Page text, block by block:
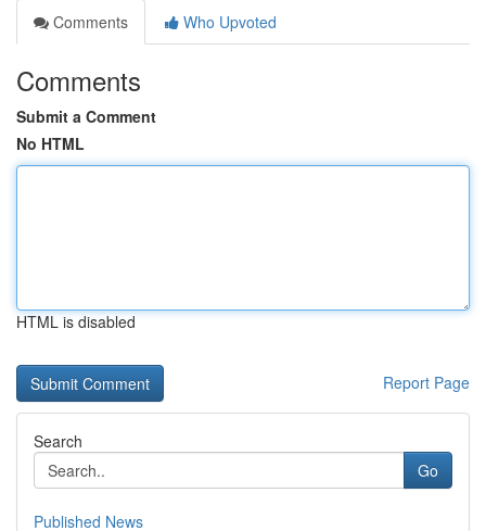
Comments
Who Upvoted
Comments
Submit a Comment
No HTML
HTML is disabled
Report Page
Search
Go
Published News